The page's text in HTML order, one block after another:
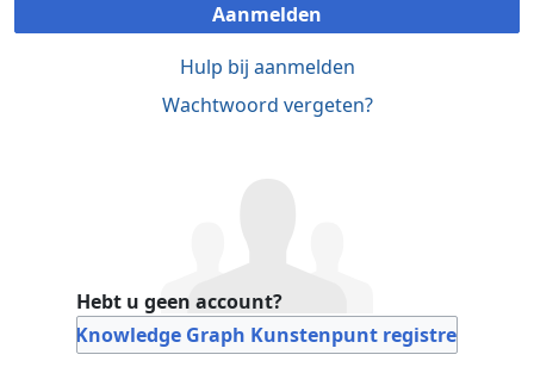
Aanmelden
Hulp bij aanmelden
Wachtwoord vergeten?
Hebt u geen account?
Bij Knowledge Graph Kunstenpunt registreren